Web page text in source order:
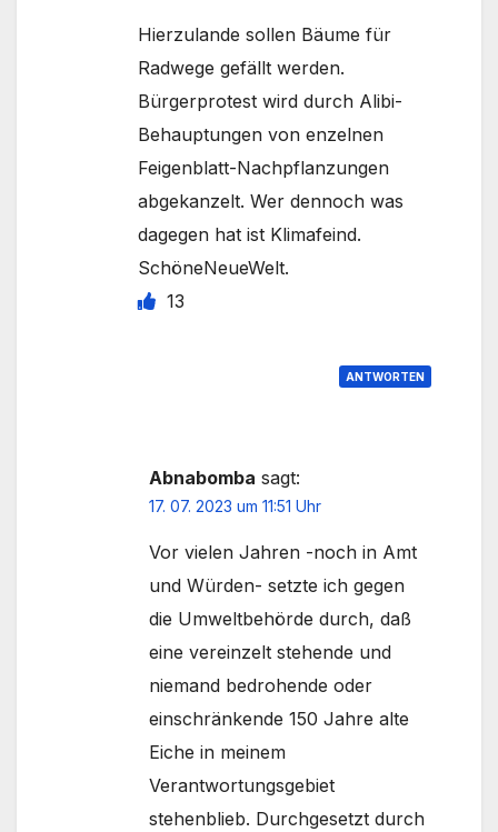
Hierzulande sollen Bäume für
Radwege gefällt werden.
Bürgerprotest wird durch Alibi-
Behauptungen von enzelnen
Feigenblatt-Nachpflanzungen
abgekanzelt. Wer dennoch was
dagegen hat ist Klimafeind.
SchöneNeueWelt.
13
ANTWORTEN
Abnabomba sagt:
17. 07. 2023 um 11:51 Uhr
Vor vielen Jahren -noch in Amt
und Würden- setzte ich gegen
die Umweltbehörde durch, daß
eine vereinzelt stehende und
niemand bedrohende oder
einschränkende 150 Jahre alte
Eiche in meinem
Verantwortungsgebiet
stehenblieb. Durchgesetzt durch